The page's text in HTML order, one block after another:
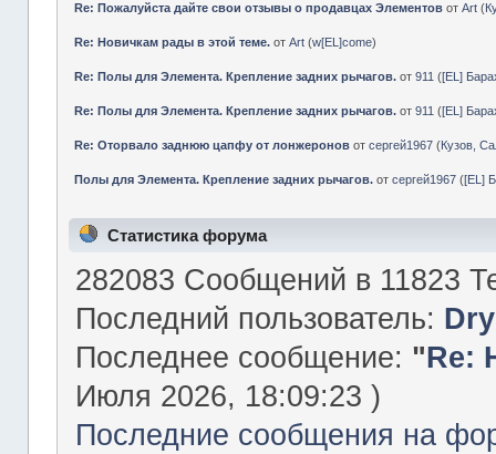
Re: Пожалуйста дайте свои отзывы о продавцах Элементов отArt (
Re: Новичкам рады в этой теме. отArt (w[EL]come)
Re: Полы для Элемента. Крепление задних рычагов. от911 ([EL]
Re: Полы для Элемента. Крепление задних рычагов. от911 ([EL]
Re: Оторвало заднюю цапфу от лонжеронов отсергей1967 (Кузов,
Полы для Элемента. Крепление задних рычагов. отсергей1967 ([EL]
Статистика форума
282083 Сообщений в 11823
Последний пользователь: Dry
Последнее сообщение: "Re:
Июля 2026, 18:09:23 )
Последние сообщения на